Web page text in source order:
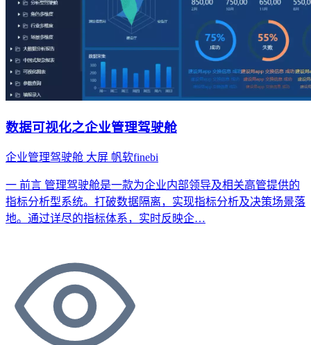
数据可视化之企业管理驾驶舱
企业管理驾驶舱 大屏 帆软finebi
一 前言 管理驾驶舱是一款为企业内部领导及相关高管提供的
指标分析型系统。打破数据隔离，实现指标分析及决策场景落
地。通过详尽的指标体系，实时反映企…